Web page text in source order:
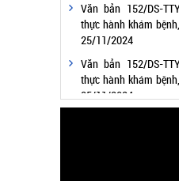
Văn bản 152/DS-
thực hành khám
25/11/2024
Văn bản 152/DS-
thực hành khám
25/11/2024